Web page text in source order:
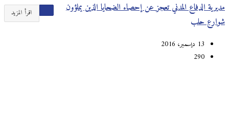
اقرأ المزيد
مديرية الدفاع المدني تعجز عن إحصاء الضحايا الذين يملؤون
شوارع حلب
13 ديسمبر، 2016
290